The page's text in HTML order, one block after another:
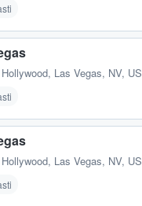
, Las Vegas, NV, US
, Las Vegas, NV, US